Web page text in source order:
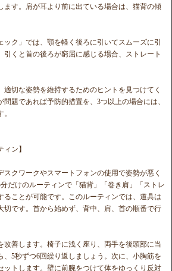
ます。肩が耳より前に出ている場合は、猫背の傾
ック」では、顎を軽く後ろに引いてスムーズに引
引くと首の後ろが窮屈に感じる場合、ストレート
適切な姿勢を維持するためのヒントを見つけてく
題であれば予防的措置を、3つ以上の場合には、
ン】
クワークやスマートフォンの使用で姿勢が悪く
だけのルーティンで「猫背」「巻き肩」「ストレ
ることが可能です。このルーティンでは、道具は
切です。首から始めず、背中、肩、首の順番で行
改善します。椅子に浅く座り、両手を後頭部に当
、5秒ずつ6回繰り返しましょう。次に、小胸筋を
ットします。壁に前腕をつけて体をゆっくり反対